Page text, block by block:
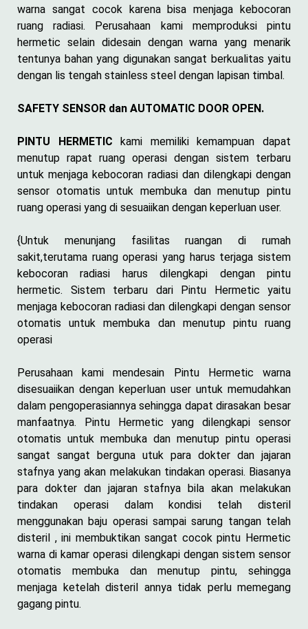
warna sangat cocok karena bisa menjaga kebocoran
ruang radiasi. Perusahaan kami memproduksi pintu
hermetic selain didesain dengan warna yang menarik
tentunya bahan yang digunakan sangat berkualitas yaitu
dengan lis tengah stainless steel dengan lapisan timbal.
SAFETY SENSOR dan AUTOMATIC DOOR OPEN.
PINTU HERMETIC kami memiliki kemampuan dapat
menutup rapat ruang operasi dengan sistem terbaru
untuk menjaga kebocoran radiasi dan dilengkapi dengan
sensor otomatis untuk membuka dan menutup pintu
ruang operasi yang di sesuaiikan dengan keperluan user.
{Untuk menunjang fasilitas ruangan di rumah
sakit,terutama ruang operasi yang harus terjaga sistem
kebocoran radiasi harus dilengkapi dengan pintu
hermetic. Sistem terbaru dari Pintu Hermetic yaitu
menjaga kebocoran radiasi dan dilengkapi dengan sensor
otomatis untuk membuka dan menutup pintu ruang
operasi
Perusahaan kami mendesain Pintu Hermetic warna
disesuaiikan dengan keperluan user untuk memudahkan
dalam pengoperasiannya sehingga dapat dirasakan besar
manfaatnya. Pintu Hermetic yang dilengkapi sensor
otomatis untuk membuka dan menutup pintu operasi
sangat sangat berguna utuk para dokter dan jajaran
stafnya yang akan melakukan tindakan operasi. Biasanya
para dokter dan jajaran stafnya bila akan melakukan
tindakan operasi dalam kondisi telah disteril
menggunakan baju operasi sampai sarung tangan telah
disteril , ini membuktikan sangat cocok pintu Hermetic
warna di kamar operasi dilengkapi dengan sistem sensor
otomatis membuka dan menutup pintu, sehingga
menjaga ketelah disteril annya tidak perlu memegang
gagang pintu.